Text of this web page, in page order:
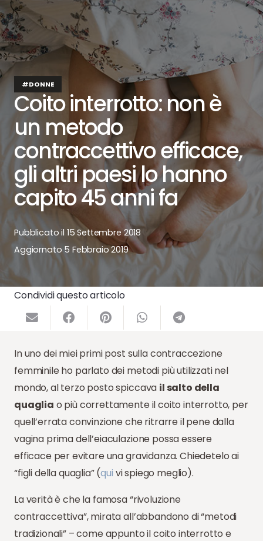
#DONNE
Coito interrotto: non è
un metodo
contraccettivo efficace,
gli altri paesi lo hanno
capito 45 anni fa
Pubblicato il 15 Settembre 2018
Aggiornato 5 Febbraio 2019
Condividi questo articolo
In uno dei miei primi post sulla contraccezione
femminile ho parlato dei metodi più utilizzati nel
mondo, al terzo posto spiccava il salto della
quaglia o più correttamente il coito interrotto, per
quell’errata convinzione che ritrarre il pene dalla
vagina prima dell’eiaculazione possa essere
efficace per evitare una gravidanza. Chiedetelo ai
“figli della quaglia” (qui vi spiego meglio).
La verità è che la famosa “rivoluzione
contraccettiva”, mirata all’abbandono di “metodi
tradizionali” – come appunto il coito interrotto e